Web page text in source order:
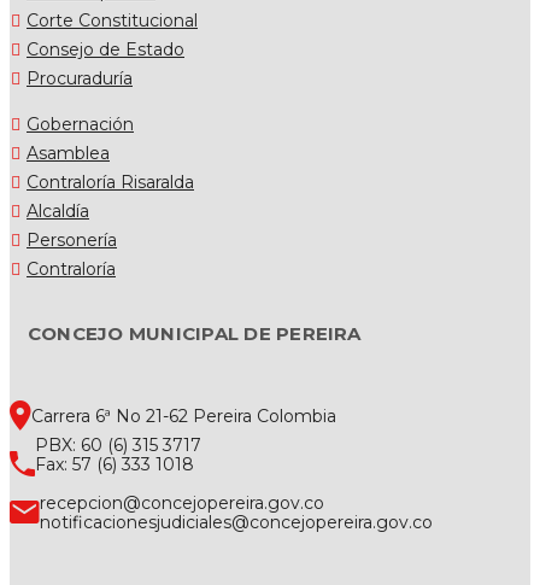
Corte Constitucional
Consejo de Estado
Procuraduría
Gobernación
Asamblea
Contraloría Risaralda
Alcaldía
Personería
Contraloría
CONCEJO MUNICIPAL DE PEREIRA
Carrera 6ª No 21-62 Pereira Colombia
PBX: 60 (6) 315 3717
Fax: 57 (6) 333 1018
recepcion@concejopereira.gov.co
notificacionesjudiciales@concejopereira.gov.co